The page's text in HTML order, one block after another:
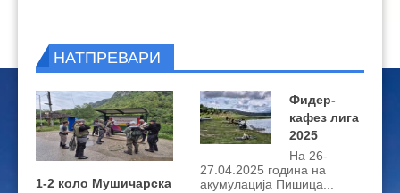
НАТПРЕВАРИ
1-2 коло Мушичарска
Фидер-
кафез лига
2025
На 26-
27.04.2025 година на
акумулација Пишица...